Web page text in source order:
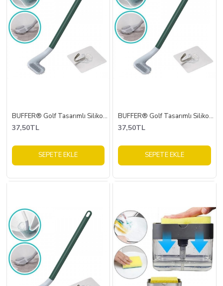
BUFFER® Golf Tasarımlı Silikon WC Klozet Mutfak Temizlik Fırçası Kanca Hediyeli
37,50TL
SEPETE EKLE
BUFFER® Golf Tasarımlı Silikon WC Klozet Mutfak Temizlik Fırçası Kanca Hediyeli
37,50TL
SEPETE EKLE